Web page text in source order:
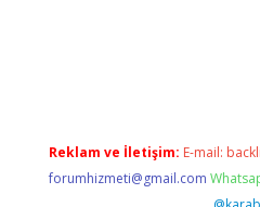
Reklam ve İletişim: E-mail:
forumhizmeti@gmail.com